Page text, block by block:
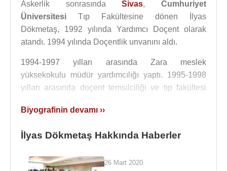
Askerlik sonrasındaSivas,Cumhuriyet
Üniversitesi Tıp Fakültesine dönen İlyas
Dökmetaş, 1992 yılında Yardımcı Doçent olarak
atandı. 1994 yılında Doçentlik unvanını aldı.
1994-1997 yılları arasında Zara meslek
yüksekokulu müdür yardımcılığı yaptı. 1995-1998
yılları arasında doçent temsilciliği ve tıp fakültesi
yer alanUniversity of Illinois at Chicago(UIC)’da
1995-1998 yılları arasında Sivas,
Biyografinin devamı ››
İlyas Dökmetaş Hakkında Haberler
26 Mart 2020